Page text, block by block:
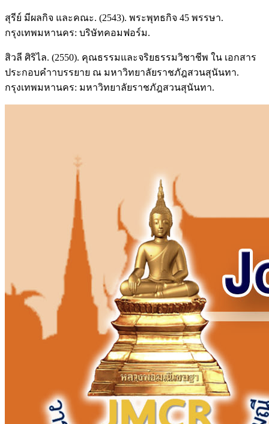
สุรีย์ มีผลกิจ และคณะ. (2543). พระพุทธกิจ 45 พรรษา.
กรุงเทพมหานคร: บริษัทคอมฟอร์ม.
สิวลี ศิริไล. (2550). คุณธรรมและจริยธรรมวิชาชีพ ใน เอกสาร
ประกอบคำาบรรยาย ณ มหาวิทยาลัยราชภัฎสวนสุนันทา.
กรุงเทพมหานคร: มหาวิทยาลัยราชภัฎสวนสุนันทา.